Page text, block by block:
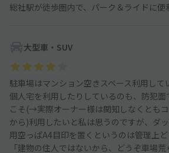
総社駅が徒歩圏内で、パーク＆ライドに便
大型車・SUV
駐車場はマンション空きスペース利用して
個人宅を利用したりしているのも、防犯
こそ(→実際オーナー様は関知しなくとも
から)利用したいと私は思うのですが、ダ
用空っぱA4目印を置くというのは管理上
「建物の住人ではないから、どうぞ車場